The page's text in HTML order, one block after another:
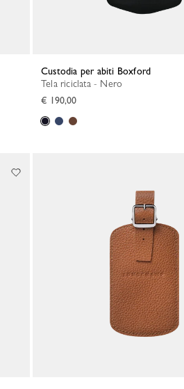
Custodia per abiti Boxford
Tela riciclata - Nero
€ 190,00